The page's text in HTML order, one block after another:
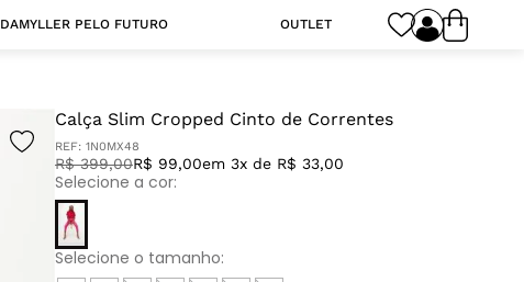
DAMYLLER PELO FUTURO OUTLET
Calça Slim Cropped Cinto de Correntes
REF: 1N0MX48
R$ 399,00R$ 99,00em 3x de R$ 33,00